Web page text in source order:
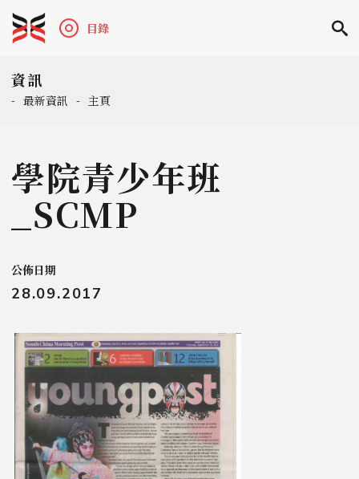
目錄
資訊
- 最新資訊 - 主頁
學院青少年班
_SCMP
公佈日期
28.09.2017